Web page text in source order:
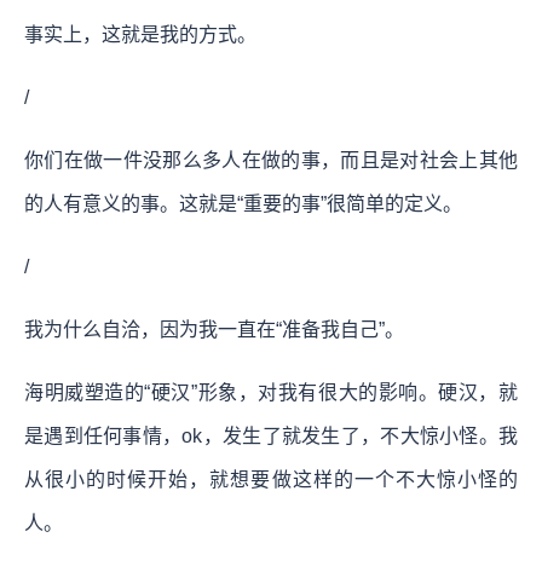
事实上，这就是我的方式。
/
你们在做一件没那么多人在做的事，而且是对社会上其他
的人有意义的事。这就是“重要的事”很简单的定义。
/
我为什么自洽，因为我一直在“准备我自己”。
海明威塑造的“硬汉”形象，对我有很大的影响。硬汉，就
是遇到任何事情，ok，发生了就发生了，不大惊小怪。我
从很小的时候开始，就想要做这样的一个不大惊小怪的
人。